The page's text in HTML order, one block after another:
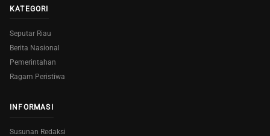
KATEGORI
Seputar Riau
Berita Nasional
Pemerintahan
Ragam Peristiwa
INFORMASI
Susunan Redaksi